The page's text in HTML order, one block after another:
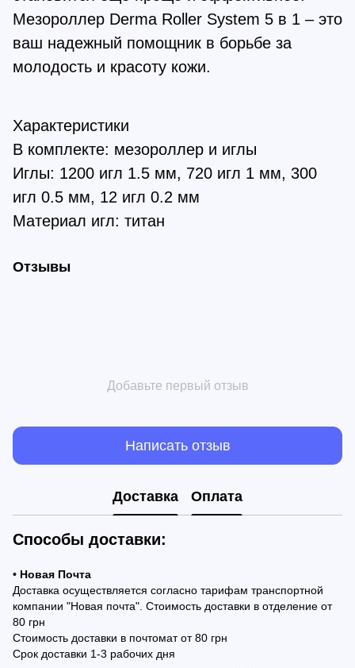
Мезороллер Derma Roller System 5 в 1 – это
ваш надежный помощник в борьбе за
молодость и красоту кожи.
Характеристики
В комплекте: мезороллер и иглы
Иглы: 1200 игл 1.5 мм, 720 игл 1 мм, 300
игл 0.5 мм, 12 игл 0.2 мм
Материал игл: титан
Отзывы
Добавьте первый отзыв
Написать отзыв
Доставка Оплата
Способы доставки:
• Новая Почта
Доставка осуществляется согласно тарифам транспортной
компании "Новая почта". Стоимость доставки в отделение от
80 грн
Стоимость доставки в почтомат от 80 грн
Срок доставки 1-3 рабочих дня